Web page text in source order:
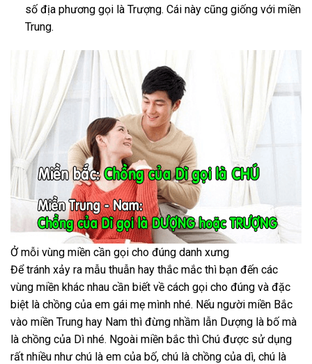
số địa phương gọi là Trượng. Cái này cũng giống với miền
Trung.
Ở mỗi vùng miền cần gọi cho đúng danh xưng
Để tránh xảy ra mẫu thuẫn hay thắc mắc thì bạn đến các
vùng miền khác nhau cần biết về cách gọi cho đúng và đặc
biệt là chồng của em gái mẹ mình nhé. Nếu người miền Bắc
vào miền Trung hay Nam thì đừng nhầm lẫn Dượng là bố mà
là chồng của Dì nhé. Ngoài miền bắc thì Chú được sử dụng
rất nhiều như chú là em của bố, chú là chồng của dì, chú là